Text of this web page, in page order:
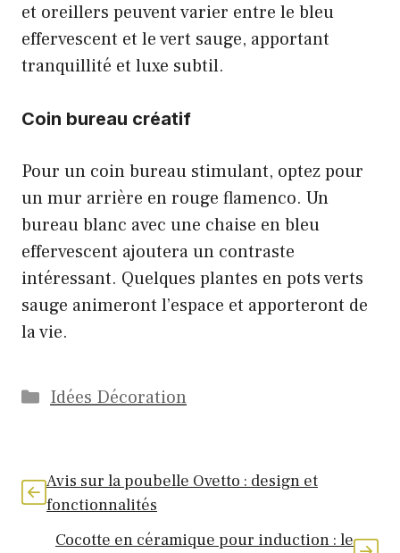
et oreillers peuvent varier entre le bleu
effervescent et le vert sauge, apportant
tranquillité et luxe subtil.
Coin bureau créatif
Pour un coin bureau stimulant, optez pour
un mur arrière en rouge flamenco. Un
bureau blanc avec une chaise en bleu
effervescent ajoutera un contraste
intéressant. Quelques plantes en pots verts
sauge animeront l’espace et apporteront de
la vie.
Catégories
Idées Décoration
Avis sur la poubelle Ovetto : design et
fonctionnalités
Cocotte en céramique pour induction : le